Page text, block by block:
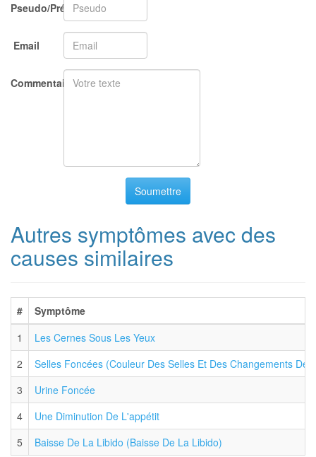
Pseudo/Prénom
Email
Commentaire/Question
Soumettre
Autres symptômes avec des
causes similaires
#
Symptôme
1
Les Cernes Sous Les Yeux
2
Selles Foncées (Couleur Des Selles Et Des Changements De
3
Urine Foncée
4
Une Diminution De L'appétit
5
Baisse De La Libido (Baisse De La Libido)